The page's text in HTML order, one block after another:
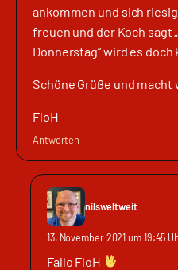
ankommen und sich riesig
freuen und der Koch sagt
Donnerstag“ wird es doch
Schöne Grüße und macht
FloH
Antworten
nilsweltweit
13. November 2021 um 19:45
Fallo FloH